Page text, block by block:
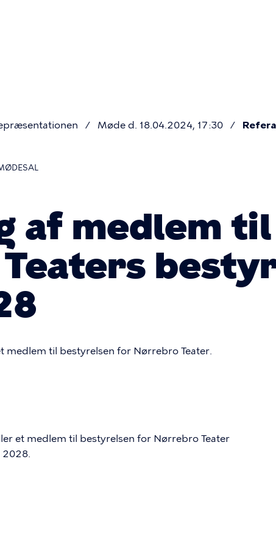
Møde d. 18.04.2024, 17:30
af medlem til
til bestyrelsen for Nørrebro Teater.
et medlem til bestyrelsen for Nørrebro Teater
2028.